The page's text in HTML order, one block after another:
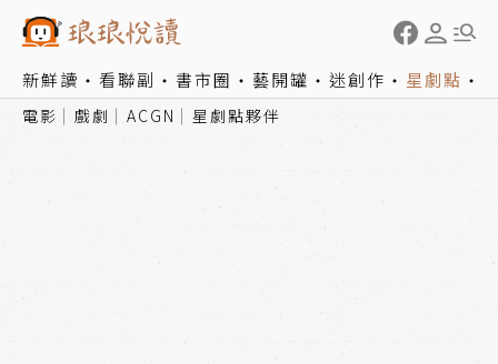
新鮮讀 看聯副 書市圈 藝開罐 迷創作 星劇點
電影 戲劇 ACGN 星劇點夥伴